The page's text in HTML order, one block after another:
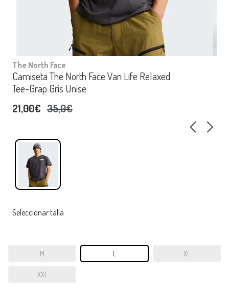
The North Face
Camiseta The North Face Van Life Relaxed
Tee-Grap Gris Unise
21,00€ 35,0€
Seleccionar talla
M L XL
XXL